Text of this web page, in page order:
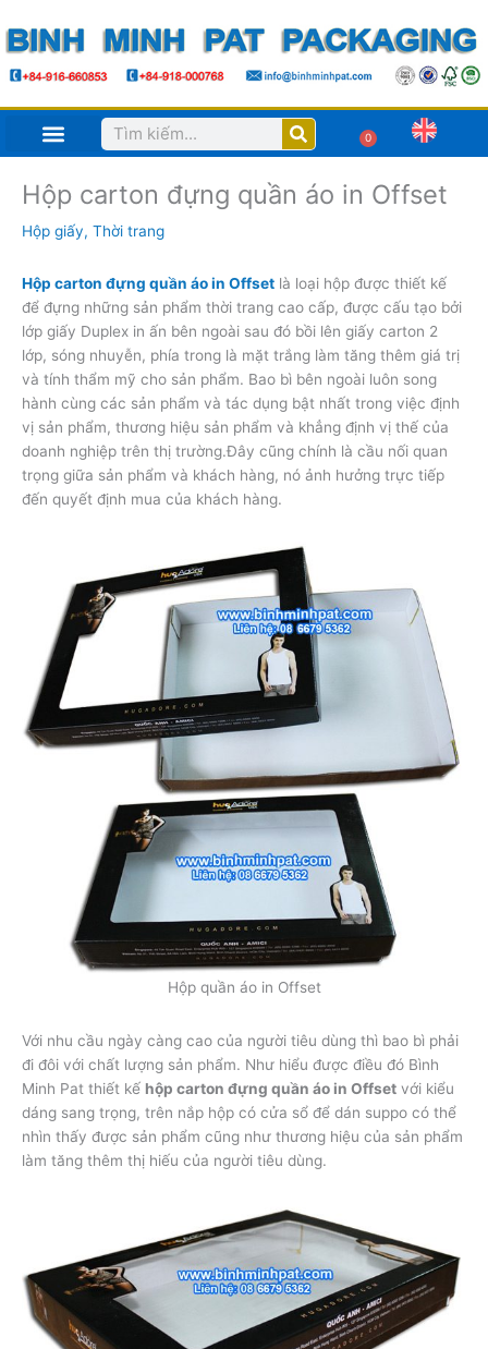
tới
nội
dung
Search 0
Cart
Hộp carton đựng quần áo in Offset
Hộp giấy, Thời trang
Hộp carton đựng quần áo in Offset là loại hộp được thiết kế
để đựng những sản phẩm thời trang cao cấp, được cấu tạo bởi
lớp giấy Duplex in ấn bên ngoài sau đó bồi lên giấy carton 2
lớp, sóng nhuyễn, phía trong là mặt trắng làm tăng thêm giá trị
và tính thẩm mỹ cho sản phẩm. Bao bì bên ngoài luôn song
hành cùng các sản phẩm và tác dụng bật nhất trong việc định
vị sản phẩm, thương hiệu sản phẩm và khẳng định vị thế của
doanh nghiệp trên thị trường.Đây cũng chính là cầu nối quan
trọng giữa sản phẩm và khách hàng, nó ảnh hưởng trực tiếp
đến quyết định mua của khách hàng.
Hộp quần áo in Offset
Với nhu cầu ngày càng cao của người tiêu dùng thì bao bì phải
đi đôi với chất lượng sản phẩm. Như hiểu được điều đó Bình
Minh Pat thiết kế hộp carton đựng quần áo in Offset với kiểu
dáng sang trọng, trên nắp hộp có cửa sổ để dán suppo có thể
nhìn thấy được sản phẩm cũng như thương hiệu của sản phẩm
làm tăng thêm thị hiếu của người tiêu dùng.